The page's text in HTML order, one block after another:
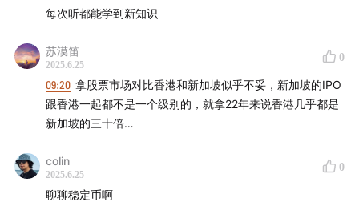
5月新增社融2.29万亿元 政府和企业债券净融资占七成
高盛唱多中国“民营企业十巨头”
【往期链接】
Vol.173 宏观漫谈87｜中美元首通话、特朗普马斯克反目
Vol.27 宏观漫谈13｜金融改革的长期逻辑：与李丰聊中国
每次听都能学到新知识
苏漠笛
2025.6.25
0
09:20 拿股票市场对比香港和新加坡似乎不妥，新加坡的IPO
跟香港一起都不是一个级别的，就拿22年来说香港几乎都是
新加坡的三十倍…
colin
2025.6.25
0
聊聊稳定币啊